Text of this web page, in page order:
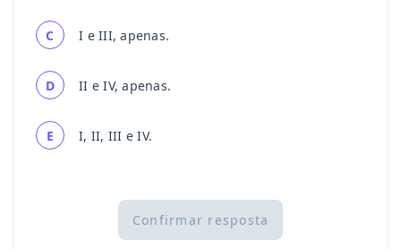
C I e III, apenas.
D II e IV, apenas.
E I, II, III e IV.
Confirmar resposta